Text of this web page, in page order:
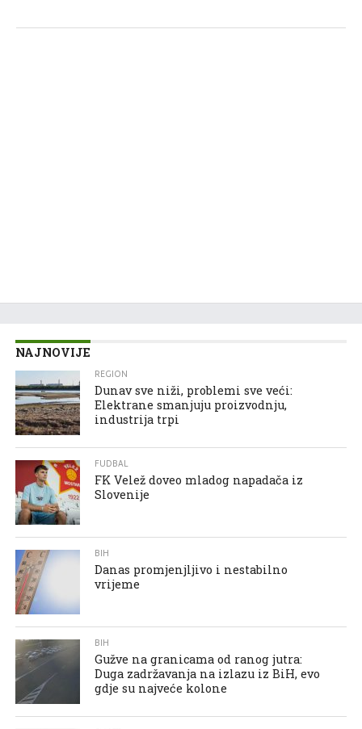
NAJNOVIJE
REGION
Dunav sve niži, problemi sve veći:
Elektrane smanjuju proizvodnju,
industrija trpi
FUDBAL
FK Velež doveo mladog napadača iz
Slovenije
BIH
Danas promjenjljivo i nestabilno
vrijeme
BIH
Gužve na granicama od ranog jutra:
Duga zadržavanja na izlazu iz BiH, evo
gdje su najveće kolone